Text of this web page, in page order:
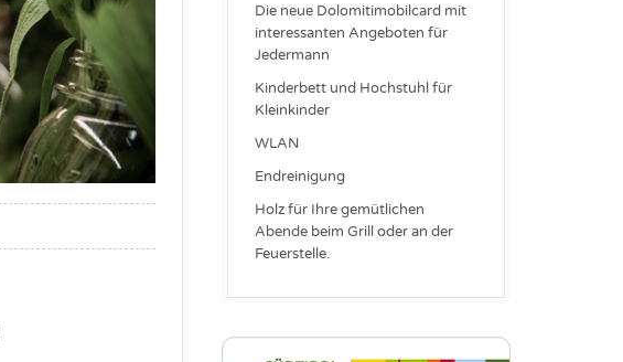
Die neue Dolomitimobilcard mit
interessanten Angeboten für
Jedermann
Kinderbett und Hochstuhl für
Kleinkinder
WLAN
Endreinigung
Holz für Ihre gemütlichen
Abende beim Grill oder an der
Feuerstelle.